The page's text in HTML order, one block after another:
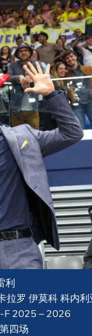
利
拉罗 伊莫科 科内
F 2025 – 2026
四场